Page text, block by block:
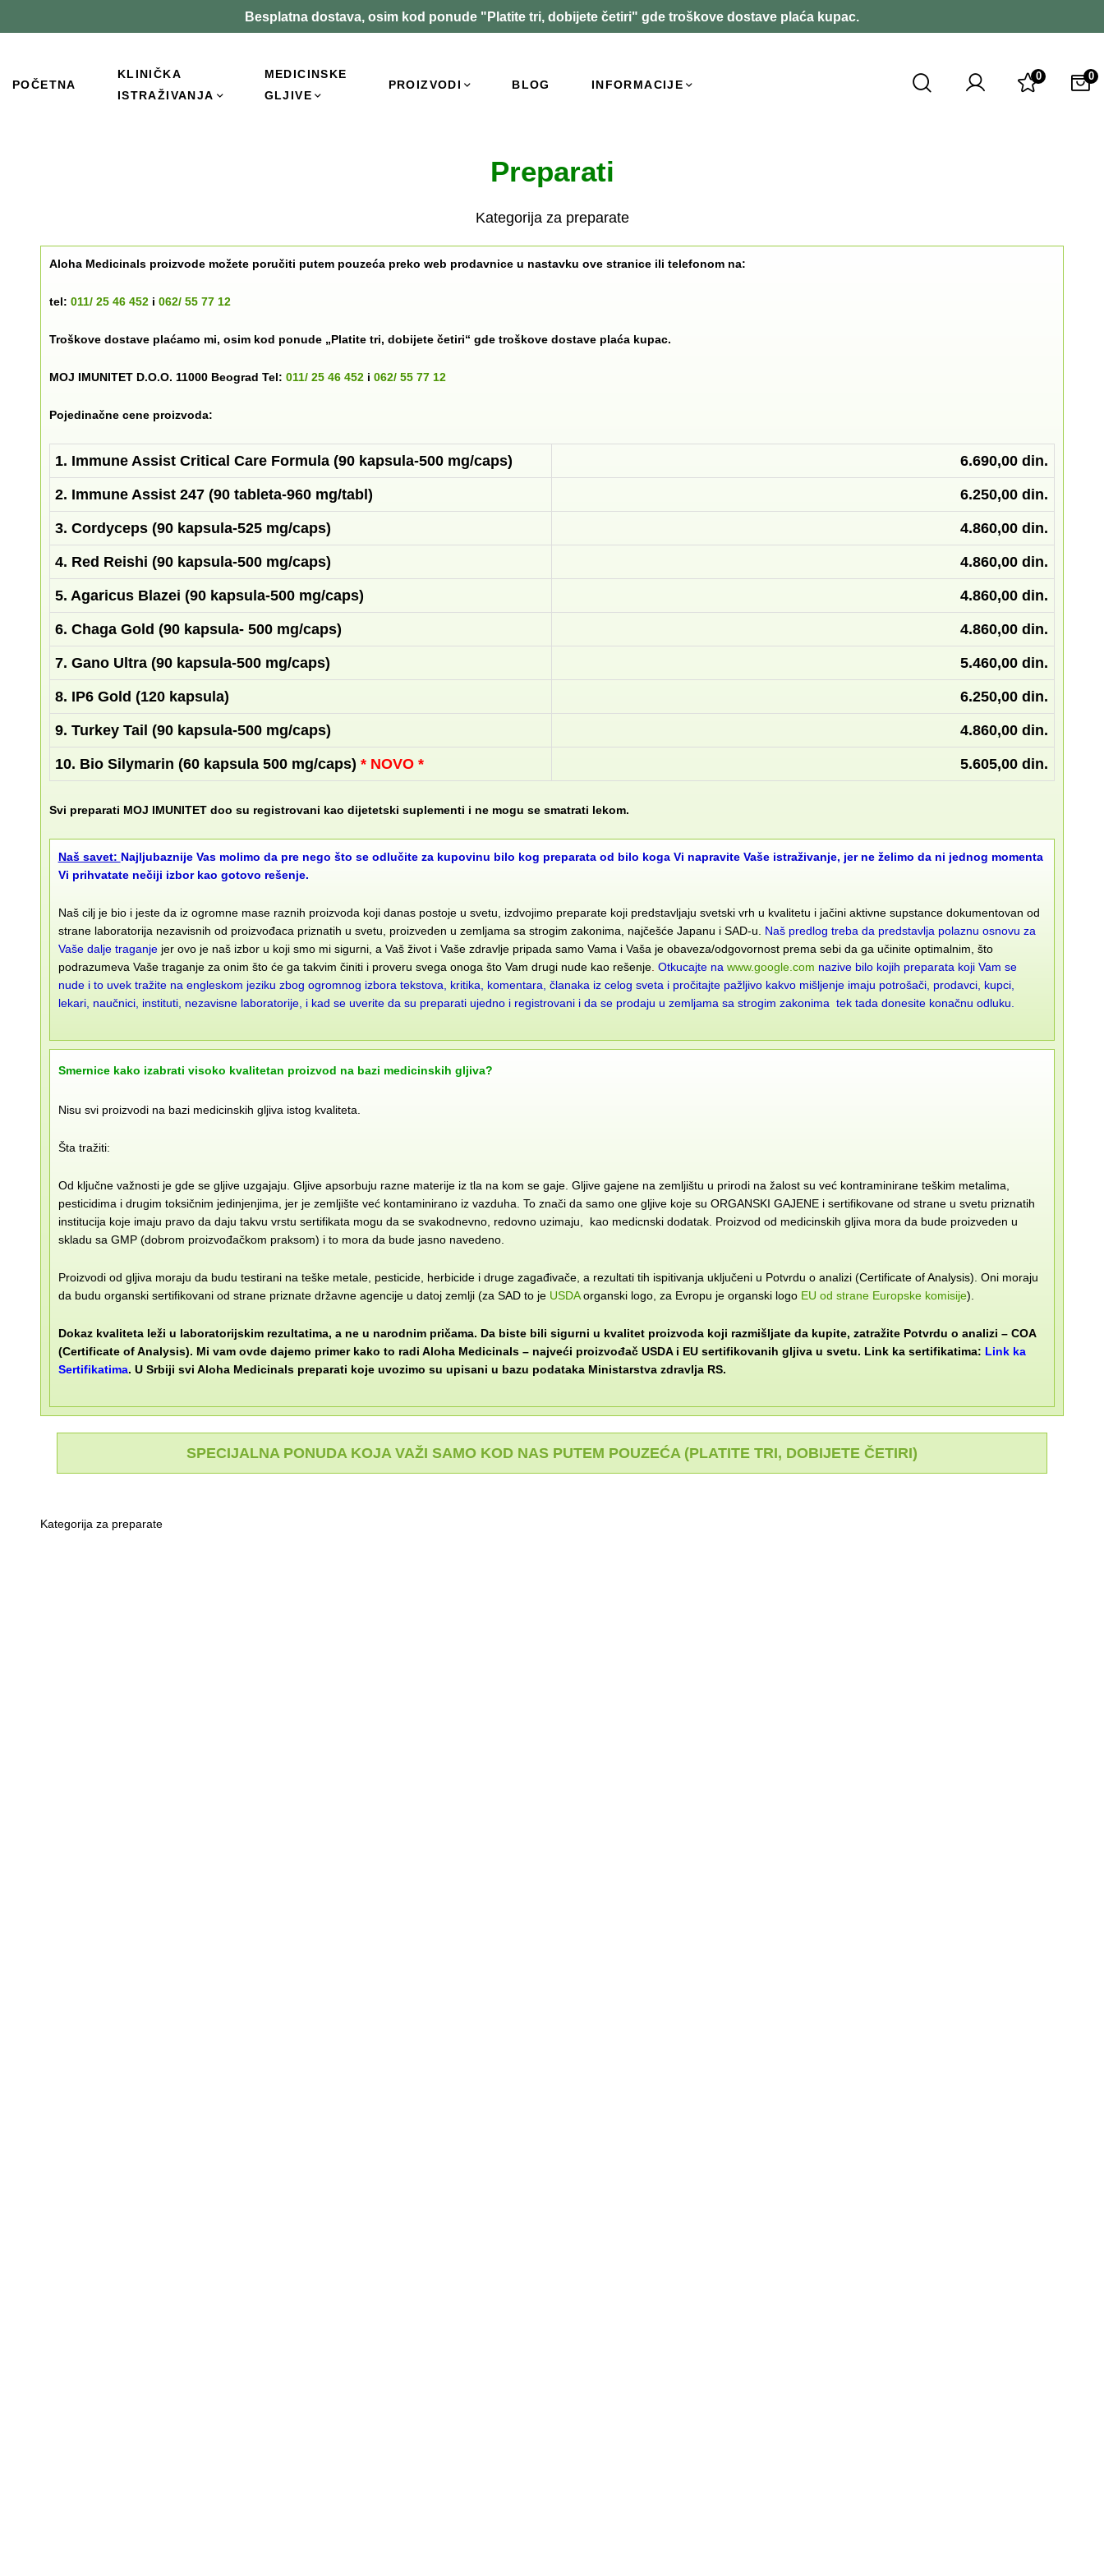
Besplatna dostava, osim kod ponude "Platite tri, dobijete četiri" gde troškove dostave plaća kupac.
POČETNA
KLINIČKA
ISTRAŽIVANJA
MEDICINSKE
GLJIVE
PROIZVODI BLOG INFORMACIJE
0 0
Preparati
Kategorija za preparate
Aloha Medicinals proizvode možete poručiti putem pouzeća preko web prodavnice u nastavku ove stranice ili telefonom na:
tel: 011/ 25 46 452i 062/ 55 77 12
Troškove dostave plaćamo mi, osim kod ponude „Platite tri, dobijete četiri“ gde troškove dostave plaća kupac.
MOJ IMUNITET D.O.O. 11000 Beograd Tel: 011/ 25 46 452i 062/ 55 77 12
Pojedinačne cene proizvoda:
1. Immune Assist Critical Care Formula (90 kapsula-500 mg/caps) 6.690,00 din.
2. Immune Assist 247 (90 tableta-960 mg/tabl) 6.250,00 din.
3. Cordyceps (90 kapsula-525 mg/caps) 4.860,00 din.
4. Red Reishi (90 kapsula-500 mg/caps) 4.860,00 din.
5. Agaricus Blazei (90 kapsula-500 mg/caps) 4.860,00 din.
6. Chaga Gold (90 kapsula- 500 mg/caps) 4.860,00 din.
7. Gano Ultra (90 kapsula-500 mg/caps) 5.460,00 din.
8. IP6 Gold (120 kapsula) 6.250,00 din.
9. Turkey Tail (90 kapsula-500 mg/caps) 4.860,00 din.
10. Bio Silymarin (60 kapsula500 mg/caps) * NOVO * 5.605,00 din.
Svi preparati MOJ IMUNITET doo su registrovani kao dijetetski suplementi i ne mogu se smatrati lekom.
Naš savet: Najljubaznije Vas molimo da pre nego što se odlučite za kupovinu bilo kog preparata od bilo koga Vi napravite Vaše istraživanje, jer ne želimo da ni jednog momenta
Vi prihvatate nečiji izbor kao gotovo rešenje.
Naš cilj je bio i jeste da iz ogromne mase raznih proizvoda koji danas postoje u svetu, izdvojimo preparate koji predstavljaju svetski vrh u kvalitetu i jačini aktivne supstance dokumentovan od
strane laboratorija nezavisnih od proizvođaca priznatih u svetu, proizveden u zemljama sa strogim zakonima, najčešće Japanu i SAD-u. Naš predlog treba da predstavlja polaznu osnovu za
Vaše dalje traganje jer ovo je naš izbor u koji smo mi sigurni, a Vaš život i Vaše zdravlje pripada samo Vama i Vaša je obaveza/odgovornost prema sebi da ga učinite optimalnim, što
podrazumeva Vaše traganje za onim što će ga takvim činiti i proveru svega onoga što Vam drugi nude kao rešenje. Otkucajte na www.google.com nazive bilo kojih preparata koji Vam se
nude i to uvek tražite na engleskom jeziku zbog ogromnog izbora tekstova, kritika, komentara, članaka iz celog sveta i pročitajte pažljivo kakvo mišljenje imaju potrošači, prodavci, kupci,
lekari, naučnici, instituti, nezavisne laboratorije, i kad se uverite da su preparati ujedno i registrovani i da se prodaju u zemljama sa strogim zakonima tek tada donesite konačnu odluku.
Smernice kako izabrati visoko kvalitetan proizvod na bazi medicinskih gljiva?
Nisu svi proizvodi na bazi medicinskih gljiva istog kvaliteta.
Šta tražiti:
Od ključne važnosti je gde se gljive uzgajaju. Gljive apsorbuju razne materije iz tla na kom se gaje. Gljive gajene na zemljištu u prirodi na žalost su već kontraminirane teškim metalima,
pesticidima i drugim toksičnim jedinjenjima, jer je zemljište već kontaminirano iz vazduha. To znači da samo one gljive koje su ORGANSKI GAJENE i sertifikovane od strane u svetu priznatih
institucija koje imaju pravo da daju takvu vrstu sertifikata mogu da se svakodnevno, redovno uzimaju, kao medicnski dodatak. Proizvod od medicinskih gljiva mora da bude proizveden u
skladu sa GMP (dobrom proizvođačkom praksom) i to mora da bude jasno navedeno.
Proizvodi od gljiva moraju da budu testirani na teške metale, pesticide, herbicide i druge zagađivače, a rezultati tih ispitivanja uključeni u Potvrdu o analizi (Certificate of Analysis). Oni moraju
da budu organski sertifikovani od strane priznate državne agencije u datoj zemlji (za SAD to je USDAorganski logo, za Evropu je organski logo EU od strane Europske komisije).
Dokaz kvaliteta leži u laboratorijskim rezultatima, a ne u narodnim pričama. Da biste bili sigurni u kvalitet proizvoda koji razmišljate da kupite, zatražite Potvrdu o analizi – COA
(Certificate of Analysis). Mi vam ovde dajemo primer kako to radi Aloha Medicinals – najveći proizvođač USDA i EU sertifikovanih gljiva u svetu. Link ka sertifikatima: Link ka
Sertifikatima. U Srbiji svi Aloha Medicinals preparati koje uvozimo su upisani u bazu podataka Ministarstva zdravlja RS.
SPECIJALNA PONUDA KOJA VAŽI SAMO KOD NAS PUTEM POUZEĆA (PLATITE TRI, DOBIJETE ČETIRI)
Kategorija za preparate